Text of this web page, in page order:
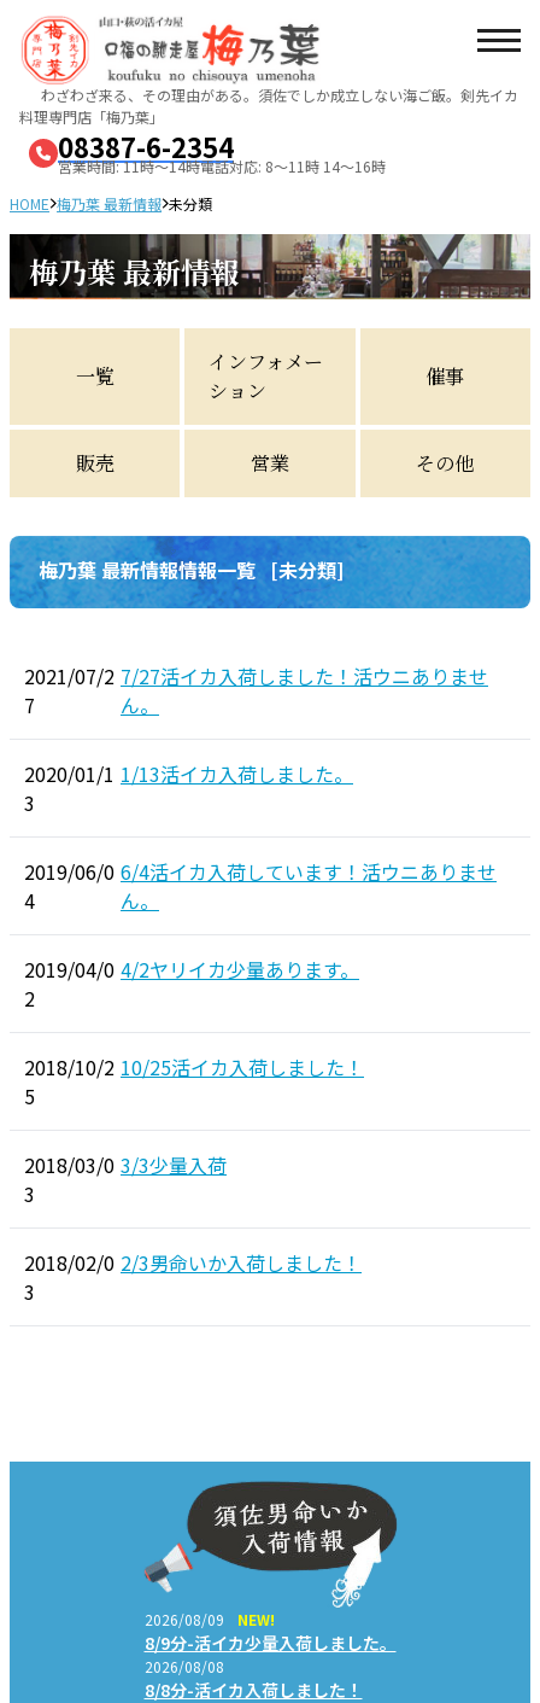
わざわざ来る、その理由がある。須佐でしか成立しない海ご飯。 剣先イカ
料理専門店「梅乃葉」
08387-6-2354
営業時間: 11時～14時電話対応: 8～11時 14～16時
HOME 梅乃葉 最新情報 未分類
梅乃葉 最新情報
一覧
インフォメー
ション
催事
販売 営業 その他
梅乃葉 最新情報情報一覧 [未分類]
2021/07/2
7
7/27活イカ入荷しました！活ウニありませ
ん。
2020/01/1
3
1/13活イカ入荷しました。
2019/06/0
4
6/4活イカ入荷しています！活ウニありませ
ん。
2019/04/0
2
4/2ヤリイカ少量あります。
2018/10/2
5
10/25活イカ入荷しました！
2018/03/0
3
3/3少量入荷
2018/02/0
3
2/3男命いか入荷しました！
2026/08/09 NEW!
8/9分-活イカ少量入荷しました。
2026/08/08
8/8分-活イカ入荷しました！